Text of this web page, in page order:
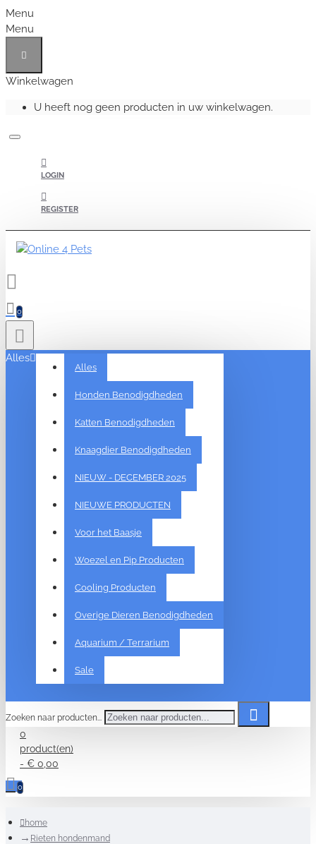
Menu
Menu
Winkelwagen
U heeft nog geen producten in uw winkelwagen.
LOGIN
REGISTER
0
Alles
Alles
Honden Benodigdheden
Katten Benodigdheden
Knaagdier Benodigdheden
NIEUW - DECEMBER 2025
NIEUWE PRODUCTEN
Voor het Baasje
Woezel en Pip Producten
Cooling Producten
Overige Dieren Benodigdheden
Aquarium / Terrarium
Sale
Zoeken naar producten...
0
product(en)
- € 0,00
0
home
Rieten hondenmand